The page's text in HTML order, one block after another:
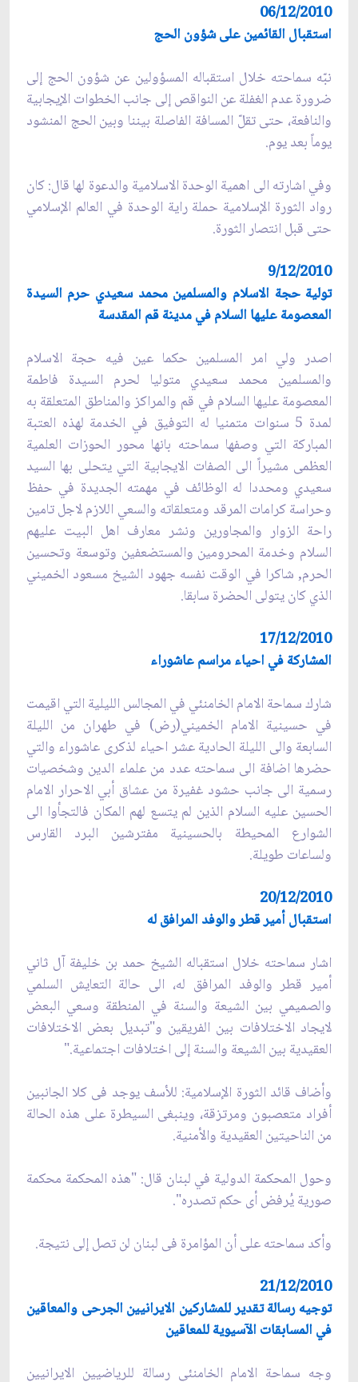
06/12/2010
استقبال القائمين على شؤون الحج
نبّه سماحته خلال استقباله المسؤولين عن شؤون الحج إلى
ضرورة عدم الغفلة عن النواقص إلى جانب الخطوات الإيجابية
والنافعة، حتى تقلّ المسافة الفاصلة بيننا وبين الحج المنشود
يوماً بعد يوم.
وفي اشارته الى اهمية الوحدة الاسلامية والدعوة لها قال: كان
رواد الثورة الإسلامية حملة راية الوحدة في العالم الإسلامي
حتى قبل انتصار الثورة.
9/12/2010
تولية حجة الاسلام والمسلمين محمد سعيدي حرم السيدة
المعصومة عليها السلام في مدينة قم المقدسة
اصدر ولي امر المسلمين حكما عين فيه حجة الاسلام
والمسلمين محمد سعيدي متوليا لحرم السيدة فاطمة
المعصومة عليها السلام في قم والمراكز والمناطق المتعلقة به
لمدة 5 سنوات متمنيا له التوفيق في الخدمة لهذه العتبة
المباركة التي وصفها سماحته بانها محور الحوزات العلمية
العظمى مشيراً الى الصفات الايجابية التي يتحلى بها السيد
سعيدي ومحددا له الوظائف في مهمته الجديدة في حفظ
وحراسة كرامات المرقد ومتعلقاته والسعي اللازم لاجل تامين
راحة الزوار والمجاورين ونشر معارف اهل البيت عليهم
السلام وخدمة المحرومين والمستضعفين وتوسعة وتحسين
الحرم, شاكرا في الوقت نفسه جهود الشيخ مسعود الخميني
الذي كان يتولى الحضرة سابقا.
17/12/2010
المشاركة في احياء مراسم عاشوراء
شارك سماحة الامام الخامنئي في المجالس الليلية التي اقيمت
في حسينية الامام الخميني(رض) في طهران من الليلة
السابعة والى الليلة الحادية عشر احياء لذكرى عاشوراء والتي
حضرها اضافة الى سماحته عدد من علماء الدين وشخصيات
رسمية الى جانب حشود غفيرة من عشاق أبي الاحرار الامام
الحسين عليه السلام الذين لم يتسع لهم المكان فالتجأوا الى
الشوارع المحيطة بالحسينية مفترشين البرد القارس
ولساعات طويلة.
20/12/2010
استقبال أمیر قطر والوفد المرافق له
اشار سماحته خلال استقباله الشیخ حمد بن خلیفة آل ثاني
أمیر قطر والوفد المرافق له، الى حالة التعايش السلمي
والصميمي بين الشيعة والسنة في المنطقة وسعي البعض
لايجاد الاختلافات بين الفريقين و"تبدیل بعض الاختلافات
العقیدیة بین الشیعة والسنة إلی اختلافات اجتماعیة."
وأضاف قائد الثورة الإسلامیة: للأسف یوجد فی كلا الجانبین
أفراد متعصبون ومرتزقة، وینبغی السیطرة علی هذه الحالة
من الناحیتین العقیدیة والأمنیة.
وحول المحكمة الدولية في لبنان قال: "هذه المحكمة محكمة
صوریة یُرفض أی حكم تصدره".
وأكد سماحته علی أن المؤامرة فی لبنان لن تصل إلی نتیجة.
21/12/2010
توجيه رسالة تقدير للمشاركين الايرانيين الجرحى والمعاقين
في المسابقات الآسيوية للمعاقين
وجه سماحة الامام الخامنئي رسالة للرياضيين الايرانيين